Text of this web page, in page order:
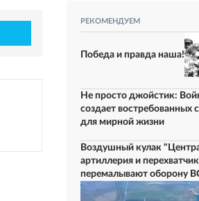
РЕКОМЕНДУЕМ
Победа и правда наша!
Не просто джойстик:
создает востребованных
для мирной жизни
Воздушный кулак
артиллерия и
перемалывают оборону